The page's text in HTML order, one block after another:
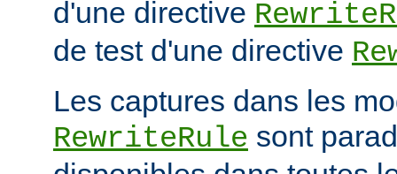
d'une directive
de test d'une directive
Les captures dans les
RewriteRule sont